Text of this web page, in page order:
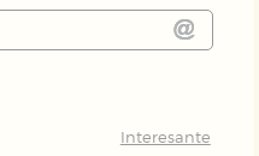
Interesante